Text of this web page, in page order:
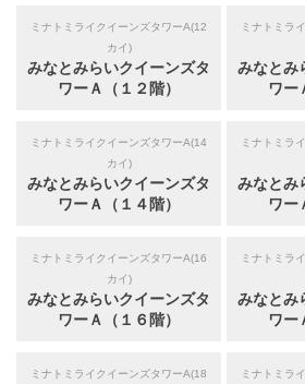
ミナトミライクイーンズタワーA(12
カイ)
みなとみらいクイーンズタ
ワーＡ（１２階）
ミナトミラ
みなとみ
ワー
ミナトミライクイーンズタワーA(14
カイ)
みなとみらいクイーンズタ
ワーＡ（１４階）
ミナトミラ
みなとみ
ワー
ミナトミライクイーンズタワーA(16
カイ)
みなとみらいクイーンズタ
ワーＡ（１６階）
ミナトミラ
みなとみ
ワー
ミナトミライクイーンズタワーA(18
ミナトミラ